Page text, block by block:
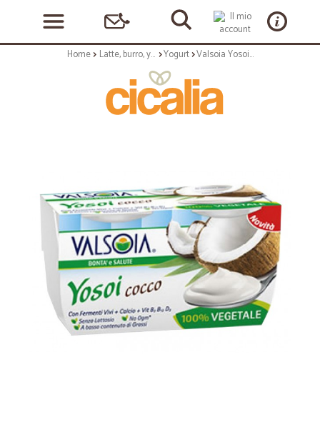
Home Latte, burro, yogurt Yogurt Valsoia Yosoi gusto Cocco 2x125gr